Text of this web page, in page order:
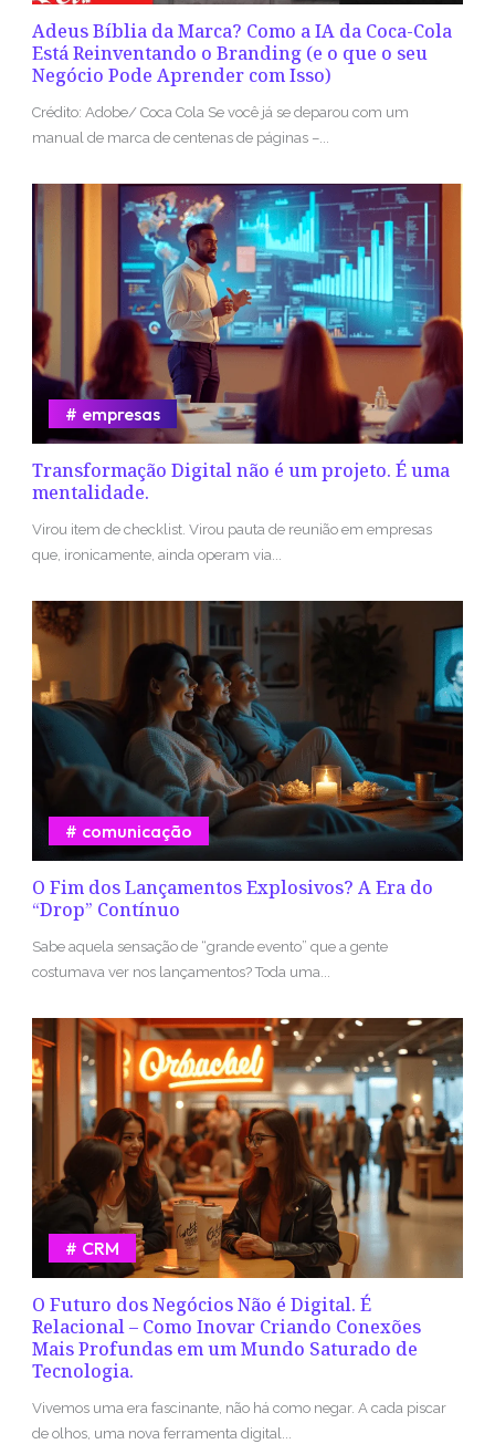
Adeus Bíblia da Marca? Como a IA da Coca-Cola
Está Reinventando o Branding (e o que o seu
Negócio Pode Aprender com Isso)
Crédito: Adobe/ Coca Cola Se você já se deparou com um
manual de marca de centenas de páginas –...
Transformação Digital não é um projeto. É uma
mentalidade.
empresas
Virou item de checklist. Virou pauta de reunião em empresas
que, ironicamente, ainda operam via...
O Fim dos Lançamentos Explosivos? A Era do
“Drop” Contínuo
comunicação
Sabe aquela sensação de “grande evento” que a gente
costumava ver nos lançamentos? Toda uma...
O Futuro dos Negócios Não é Digital. É
Relacional – Como Inovar Criando Conexões
Mais Profundas em um Mundo Saturado de
Tecnologia.
CRM
Vivemos uma era fascinante, não há como negar. A cada piscar
de olhos, uma nova ferramenta digital...